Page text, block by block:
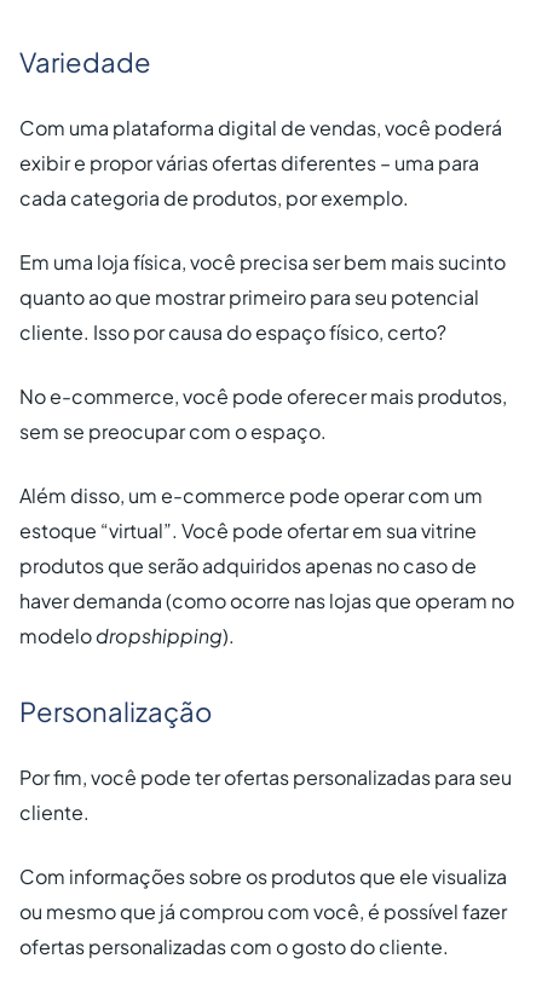
Variedade
Com uma plataforma digital de vendas, você poderá
exibir e propor várias ofertas diferentes – uma para
cada categoria de produtos, por exemplo.
Em uma loja física, você precisa ser bem mais sucinto
quanto ao que mostrar primeiro para seu potencial
cliente. Isso por causa do espaço físico, certo?
No e-commerce, você pode oferecer mais produtos,
sem se preocupar com o espaço.
Além disso, um e-commerce pode operar com um
estoque “virtual”. Você pode ofertar em sua vitrine
produtos que serão adquiridos apenas no caso de
haver demanda (como ocorre nas lojas que operam no
modelodropshipping).
Personalização
Por fim, você pode ter ofertas personalizadas para seu
cliente.
Com informações sobre os produtos que ele visualiza
ou mesmo que já comprou com você, é possível fazer
ofertas personalizadas com o gosto do cliente.